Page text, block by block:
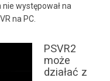
występował na
na PC.
PSVR2
może
działać z